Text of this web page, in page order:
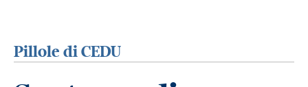
Pillole di CEDU